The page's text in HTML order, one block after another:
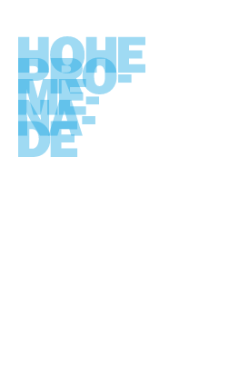
Anfahrt/Lage –
Zentrale